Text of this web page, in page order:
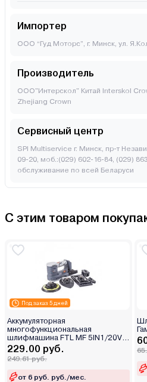
Импортер
ООО “Гуд Моторс”, г. Минск, ул.
Производитель
ООО"Интерскол" Китай Interskol
Zhejiang Crown
Сервисный центр
SPI Multiservice г. Минск, пр-т
09-20, моб.:(029) 602-16-84, (029)
обслуживание по всей Беларуси
С этим товаром
Под заказ 5 дней
Аккумуляторная
многофункциональная
шлифмашина FTL MF 5IN1/20V
EVO
229.00 руб.
249.61 руб.
от 6 руб. руб./мес.